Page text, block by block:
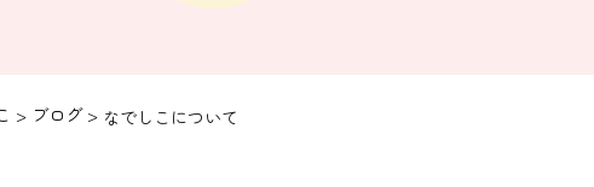
> ブログ> なでしこについて